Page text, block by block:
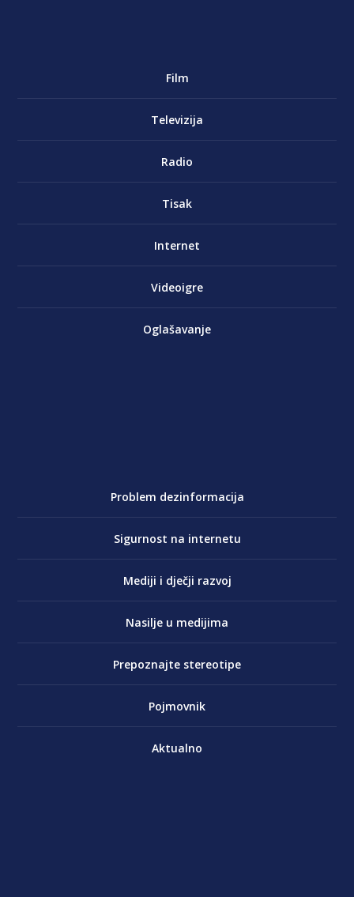
Film
Televizija
Radio
Tisak
Internet
Videoigre
Oglašavanje
Problem dezinformacija
Sigurnost na internetu
Mediji i dječji razvoj
Nasilje u medijima
Prepoznajte stereotipe
Pojmovnik
Aktualno